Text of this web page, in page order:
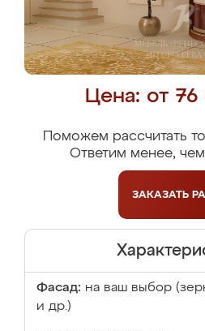
Цена: от
Поможем рассчитать
Ответим менее,
ЗАКАЗАТЬ
Фасад: на ваш выбор
и др.)